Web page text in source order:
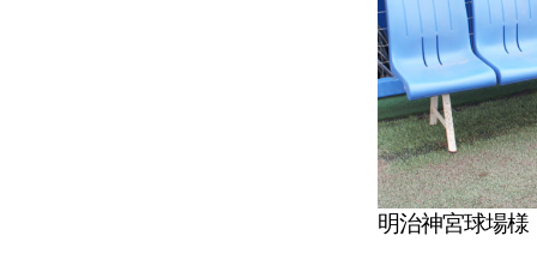
明治神宮球場様